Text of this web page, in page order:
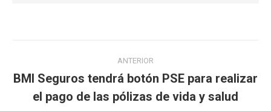
Navegación
entre
publicaciones
ANTERIOR
anterior:
BMI Seguros tendrá botón PSE para realizar
el pago de las pólizas de vida y salud